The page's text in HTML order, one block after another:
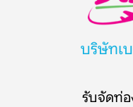
บริษัทเ
รับจัดท่อ